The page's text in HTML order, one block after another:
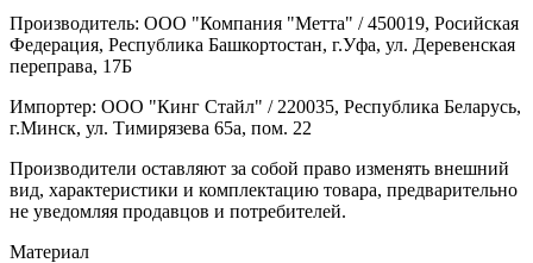
Производитель: ООО "Компания "Метта" / 450019, Росийская
Федерация, Республика Башкортостан, г.Уфа, ул. Деревенская
переправа, 17Б
Импортер: ООО "Кинг Стайл" / 220035, Республика Беларусь,
г.Минск, ул. Тимирязева 65а, пом. 22
Производители оставляют за собой право изменять внешний
вид, характеристики и комплектацию товара, предварительно
не уведомляя продавцов и потребителей.
Материал